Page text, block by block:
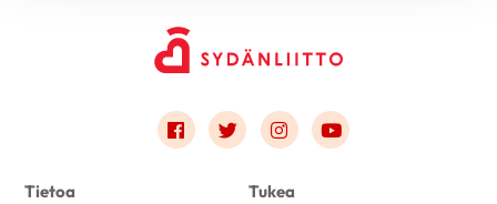
Link to facebook
Link to twitter
Link to instagram
Link to youtube
Tietoa Tukea